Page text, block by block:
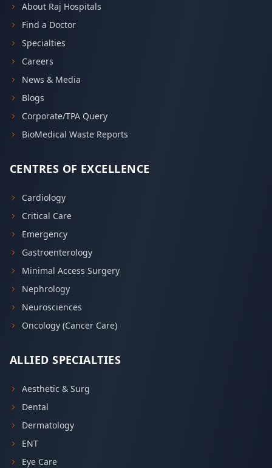
About Raj Hospitals
Find a Doctor
Specialties
Careers
News & Media
Blogs
Corporate/TPA Query
BioMedical Waste Reports
CENTRES OF EXCELLENCE
Cardiology
Critical Care
Emergency
Gastroenterology
Minimal Access Surgery
Nephrology
Neurosciences
Oncology (Cancer Care)
ALLIED SPECIALTIES
Aesthetic & Surg
Dental
Dermatology
ENT
Eye Care